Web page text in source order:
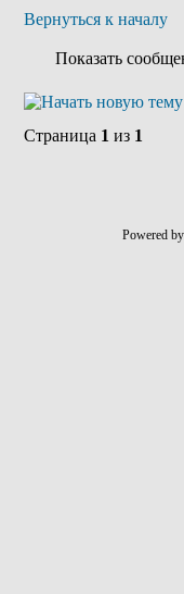
Вернуться к началу
Показать
Страница 1 из 1
Powered by